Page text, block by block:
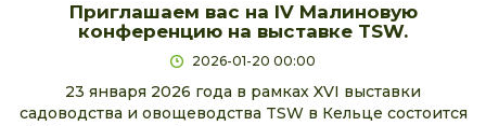
Приглашаем вас на IV Малиновую
конференцию на выставке TSW.
2026-01-20 00:00
23 января 2026 года в рамках XVI выставки
садоводства и овощеводства TSW в Кельце состоится